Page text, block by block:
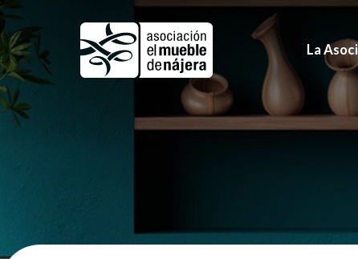
Skip
to
main
content
La